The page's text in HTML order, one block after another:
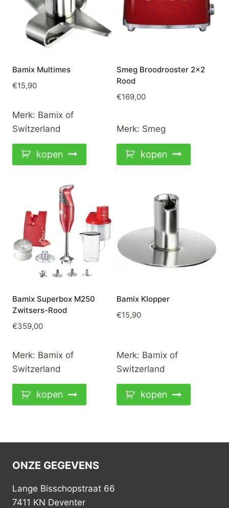
Bamix Multimes
€15,90
Merk: Bamix of
Switzerland
kopen
Smeg Broodrooster 2×2
Rood
€169,00
Merk: Smeg
kopen
Bamix Superbox M250
Zwitsers-Rood
€359,00
Merk: Bamix of
Switzerland
kopen
Bamix Klopper
€15,90
Merk: Bamix of
Switzerland
kopen
ONZE GEGEVENS
Lange Bisschopstraat 66
7411 KN Deventer